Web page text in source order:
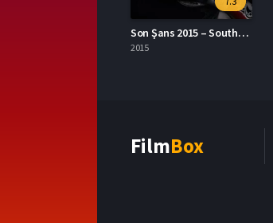
Son Şans 2015 – Southpaw 1080p Turkce Dublaj izle
2015
FilmBox